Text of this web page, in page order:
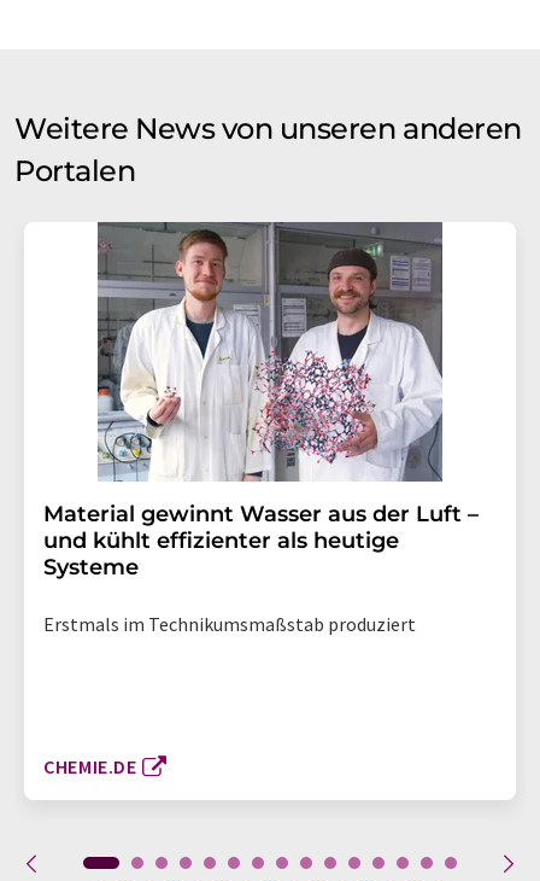
Weitere News von unseren anderen
Portalen
Material gewinnt Wasser aus der Luft –
und kühlt effizienter als heutige
Systeme
Erstmals im Technikumsmaßstab produziert
CHEMIE.DE